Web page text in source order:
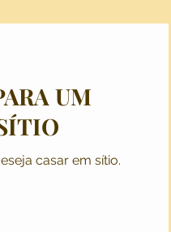
UM
casar em sítio.